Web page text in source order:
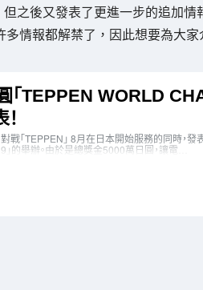
之後又發表了更進一步的追加情
情報都解禁了，因此想要為大家